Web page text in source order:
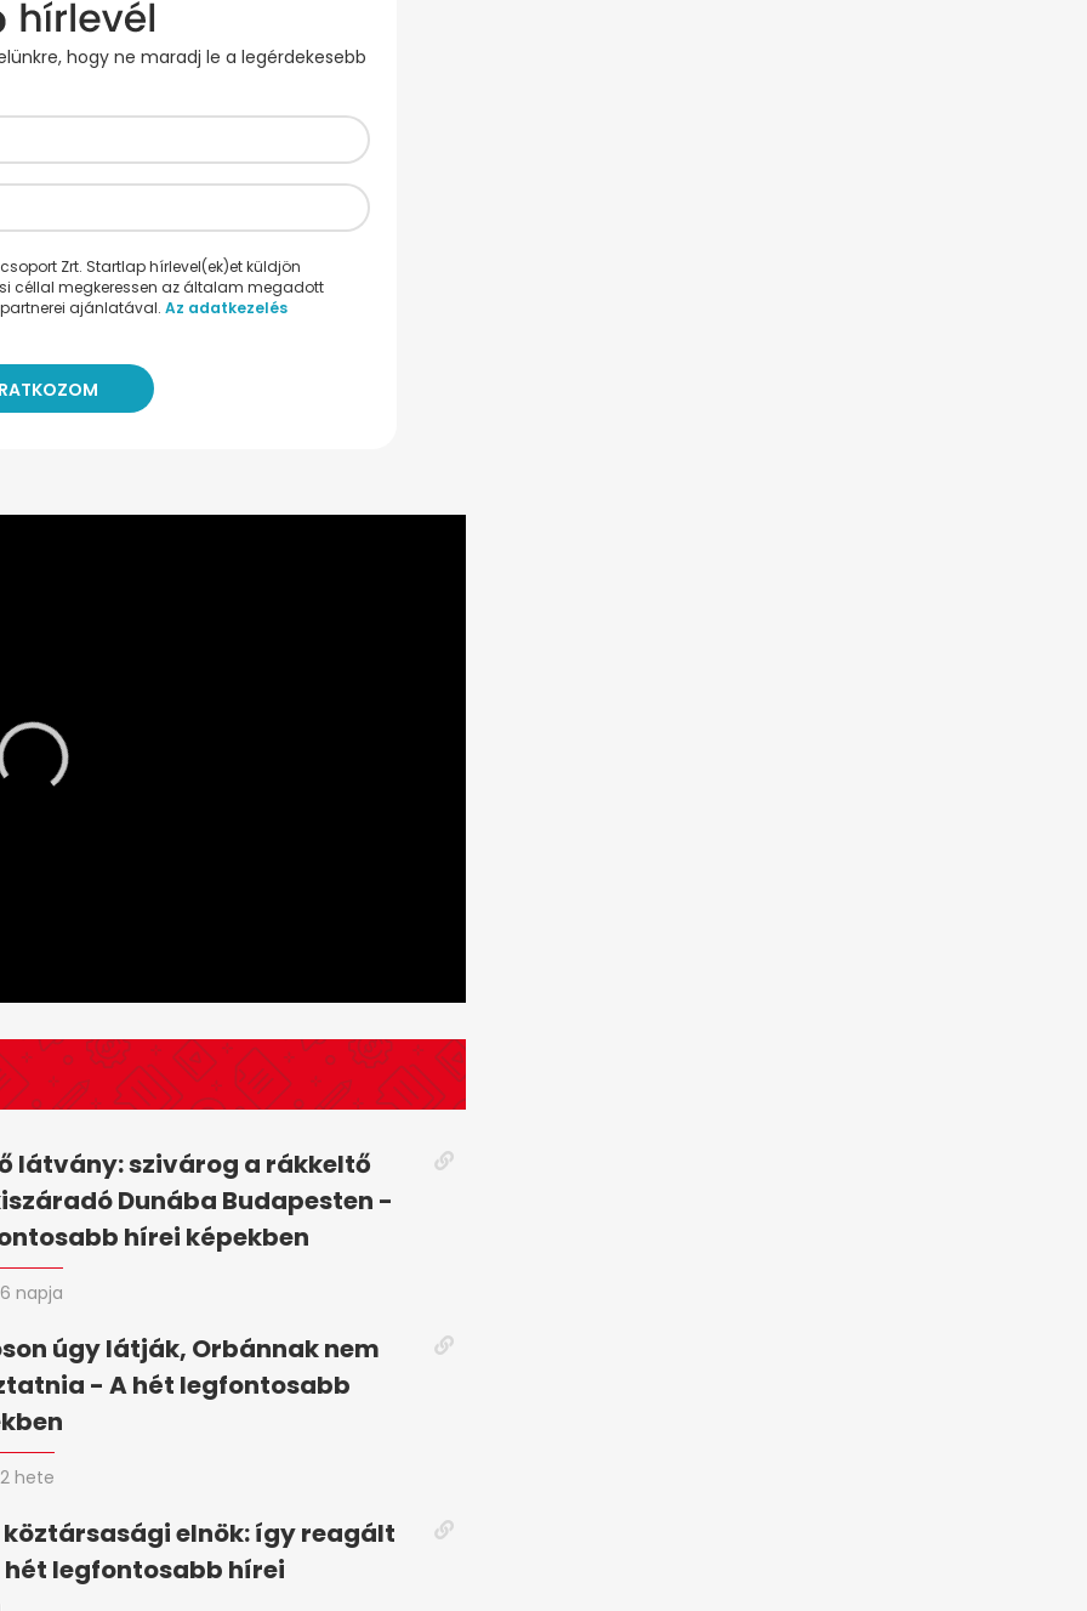
hogy ne maradj le a legérdekesebb
Zrt. Startlap hírlevel(ek)et küldjön
céllal megkeressen az általam megadott
ajánlatával. Az adatkezelés
látvány: szivárog a rákkeltő
Dunába Budapesten -
hírei képekben
6 napja
úgy látják, Orbánnak nem
- A hét legfontosabb
2 hete
köztársasági elnök: így reagált
hét legfontosabb hírei